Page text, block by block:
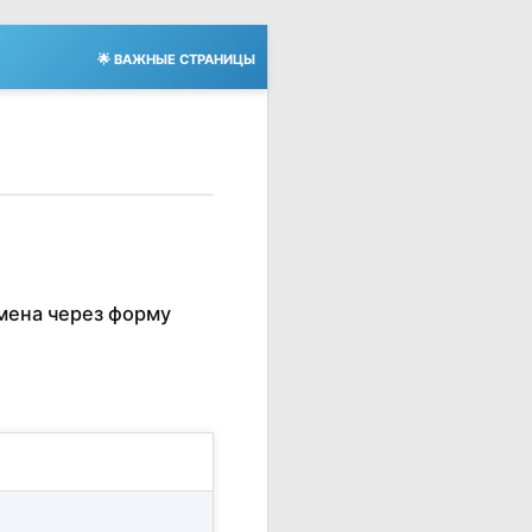
🌟 ВАЖНЫЕ СТРАНИЦЫ
через форму